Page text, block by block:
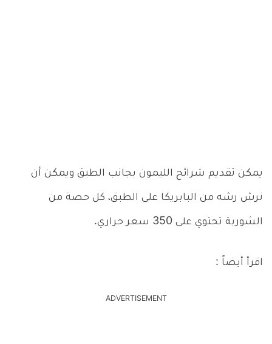
يمكن تقديم شرائح الليمون بجانب الطبق ويمكن أن
نرش رشه من البابريكا على الطبق، كل حصة من
الشوربة تحتوي على 350 سعر حراري.
اقرأ أيضاً :
ADVERTISEMENT